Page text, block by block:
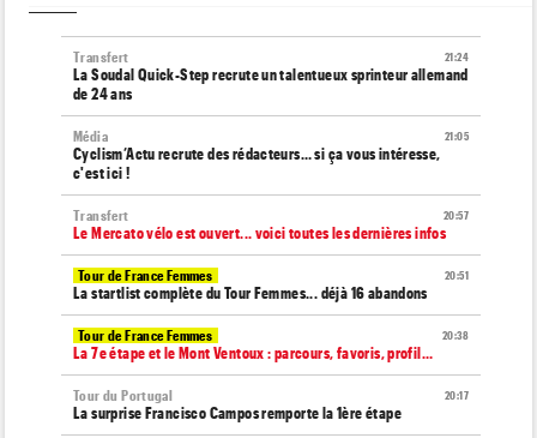
21:24
Transfert
La Soudal Quick-Step recrute un talentueux sprinteur allemand
de 24 ans
21:05
Média
Cyclism’Actu recrute des rédacteurs… si ça vous intéresse,
c'est ici !
20:57
Transfert
Le Mercato vélo est ouvert... voici toutes les dernières infos
20:51
Tour de France Femmes
La startlist complète du Tour Femmes... déjà 16 abandons
20:38
Tour de France Femmes
La 7e étape et le Mont Ventoux : parcours, favoris, profil…
20:17
Tour du Portugal
La surprise Francisco Campos remporte la 1ère étape